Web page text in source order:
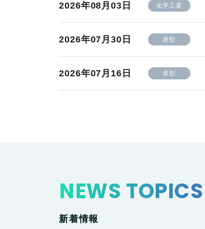
2026年08月03日 化学工業
2026年07月30日 表彰
2026年07月16日 表彰
NEWS TOPICS
新着情報